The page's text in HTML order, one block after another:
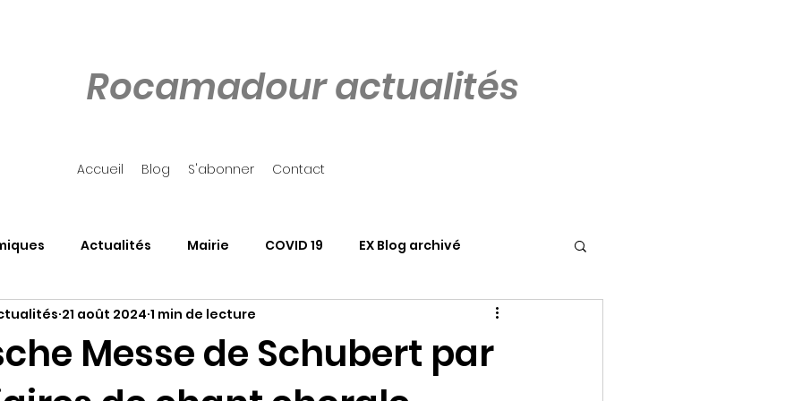
Rocamadour actualités
Accueil Blog S'abonner Contact
Actualités Mairie COVID 19 EX Blog archivé
Côté Rocher Associations
Messe de Schubert par
21 août 2024 1 min de lecture